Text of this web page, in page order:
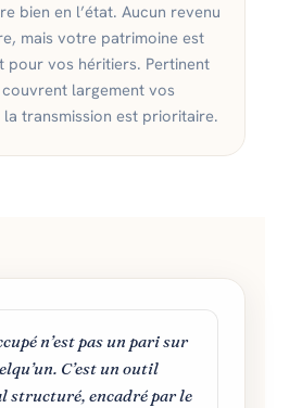
bien en l’état. Aucun revenu
mais votre patrimoine est
pour vos héritiers. Pertinent
largement vos
la transmission est prioritaire.
n’est pas un pari sur
C’est un outil
structuré, encadré par le